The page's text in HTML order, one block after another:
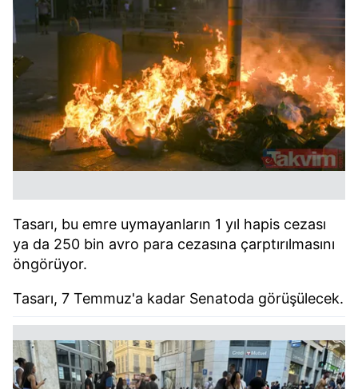
Tasarı, bu emre uymayanların 1 yıl hapis cezası
ya da 250 bin avro para cezasına çarptırılmasını
öngörüyor.
Tasarı, 7 Temmuz'a kadar Senatoda görüşülecek.